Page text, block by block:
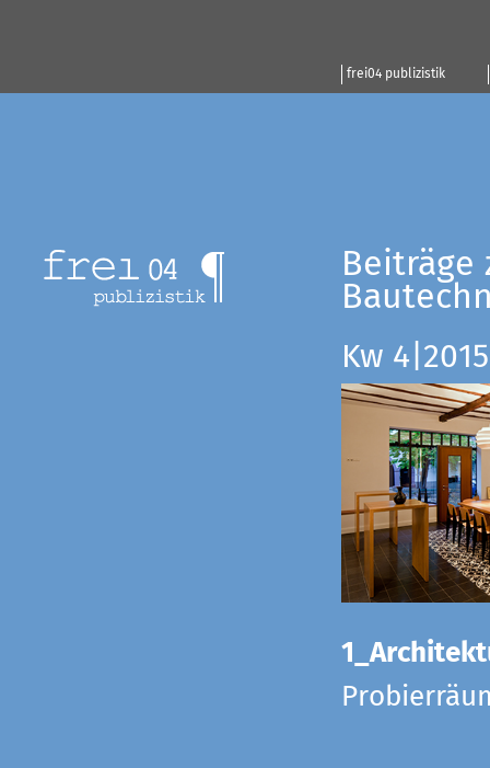
frei04 publizistik
Beiträge
Kw